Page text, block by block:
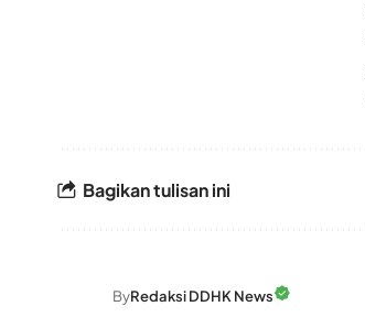
Bagikan tulisan ini
ByRedaksi DDHK News